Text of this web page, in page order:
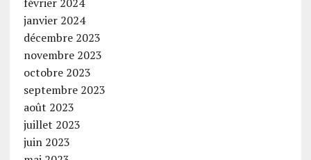
janvier 2024
décembre 2023
novembre 2023
octobre 2023
septembre 2023
août 2023
juillet 2023
juin 2023